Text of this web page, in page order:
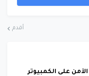
أقدم
على الكمبيوتر